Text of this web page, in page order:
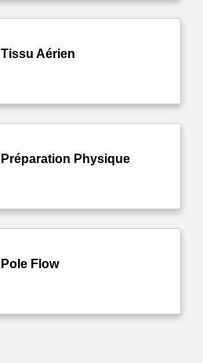
Tissu Aérien
Préparation Physique
Pole Flow